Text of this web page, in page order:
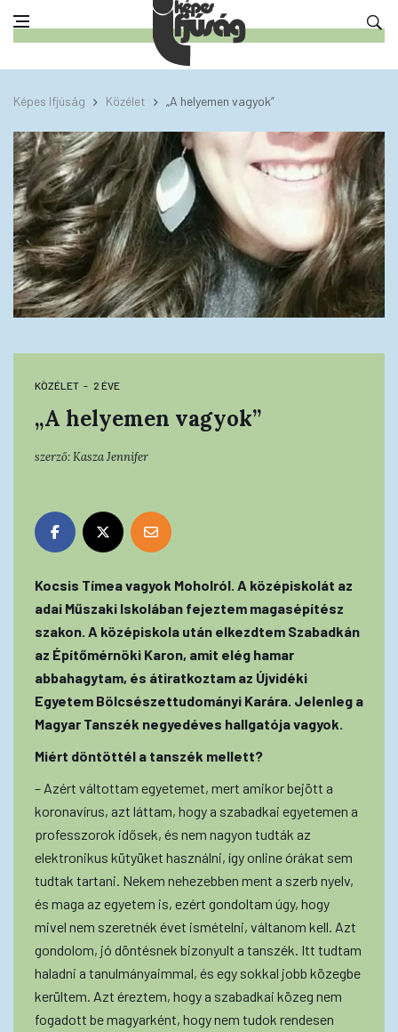
Képes Ifjúság Közélet „A helyemen vagyok”
KÖZÉLET 2 ÉVE
„A helyemen vagyok”
szerző:Kasza Jennifer
Kocsis Tímea vagyok Moholról. A középiskolát az
adai Műszaki Iskolában fejeztem magasépítész
szakon. A középiskola után elkezdtem Szabadkán
az Építőmérnöki Karon, amit elég hamar
abbahagytam, és átiratkoztam az Újvidéki
Egyetem Bölcsészettudományi Karára. Jelenleg a
Magyar Tanszék negyedéves hallgatója vagyok.
Miért döntöttél a tanszék mellett?
– Azért váltottam egyetemet, mert amikor bejött a
koronavírus, azt láttam, hogy a szabadkai egyetemen a
professzorok idősek, és nem nagyon tudták az
elektronikus kütyüket használni, így online órákat sem
tudtak tartani. Nekem nehezebben ment a szerb nyelv,
és maga az egyetem is, ezért gondoltam úgy, hogy
mivel nem szeretnék évet ismételni, váltanom kell. Azt
gondolom, jó döntésnek bizonyult a tanszék. Itt tudtam
haladni a tanulmányaimmal, és egy sokkal jobb közegbe
kerültem. Azt éreztem, hogy a szabadkai közeg nem
fogadott be magyarként, hogy nem tudok rendesen